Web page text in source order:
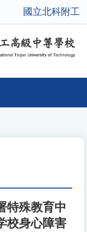
國立北科附工
特殊教育中
校身心障害